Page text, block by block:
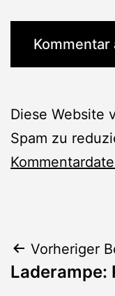
Diese Website
Spam zu
Vorheriger
Laderampe: